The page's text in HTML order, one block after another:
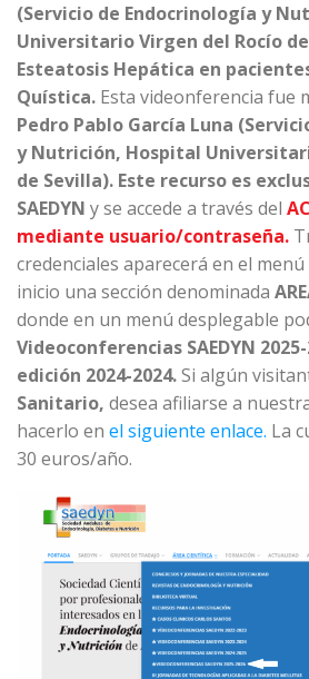
(Servicio de Endocrinología y
Universitario Virgen del Rocío
Esteatosis Hepática en
Quística. Esta videonferencia fue
Pedro Pablo García Luna
y Nutrición, Hospital
de Sevilla). Este recurso es
SAEDYN y se accede a través del
mediante usuario/contraseña.
credenciales aparecerá en el
inicio una sección denominada
donde en un menú desplegable
Videoconferencias SAEDYN
edición 2024-2024.Si algún
Sanitario, desea afiliarse a
hacerlo en el siguiente enlace. La
30 euros/año.